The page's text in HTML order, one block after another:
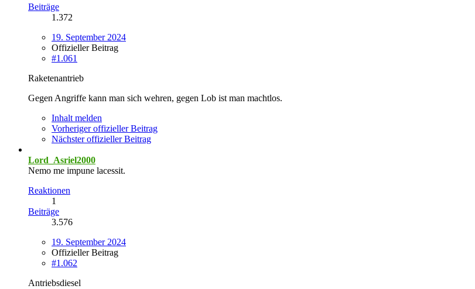
Beiträge
1.372
19. September 2024
Offizieller Beitrag
#1.061
Raketenantrieb
Gegen Angriffe kann man sich wehren, gegen Lob ist man machtlos.
Inhalt melden
Vorheriger offizieller Beitrag
Nächster offizieller Beitrag
Lord_Asriel2000
Nemo me impune lacessit.
Reaktionen
1
Beiträge
3.576
19. September 2024
Offizieller Beitrag
#1.062
Antriebsdiesel